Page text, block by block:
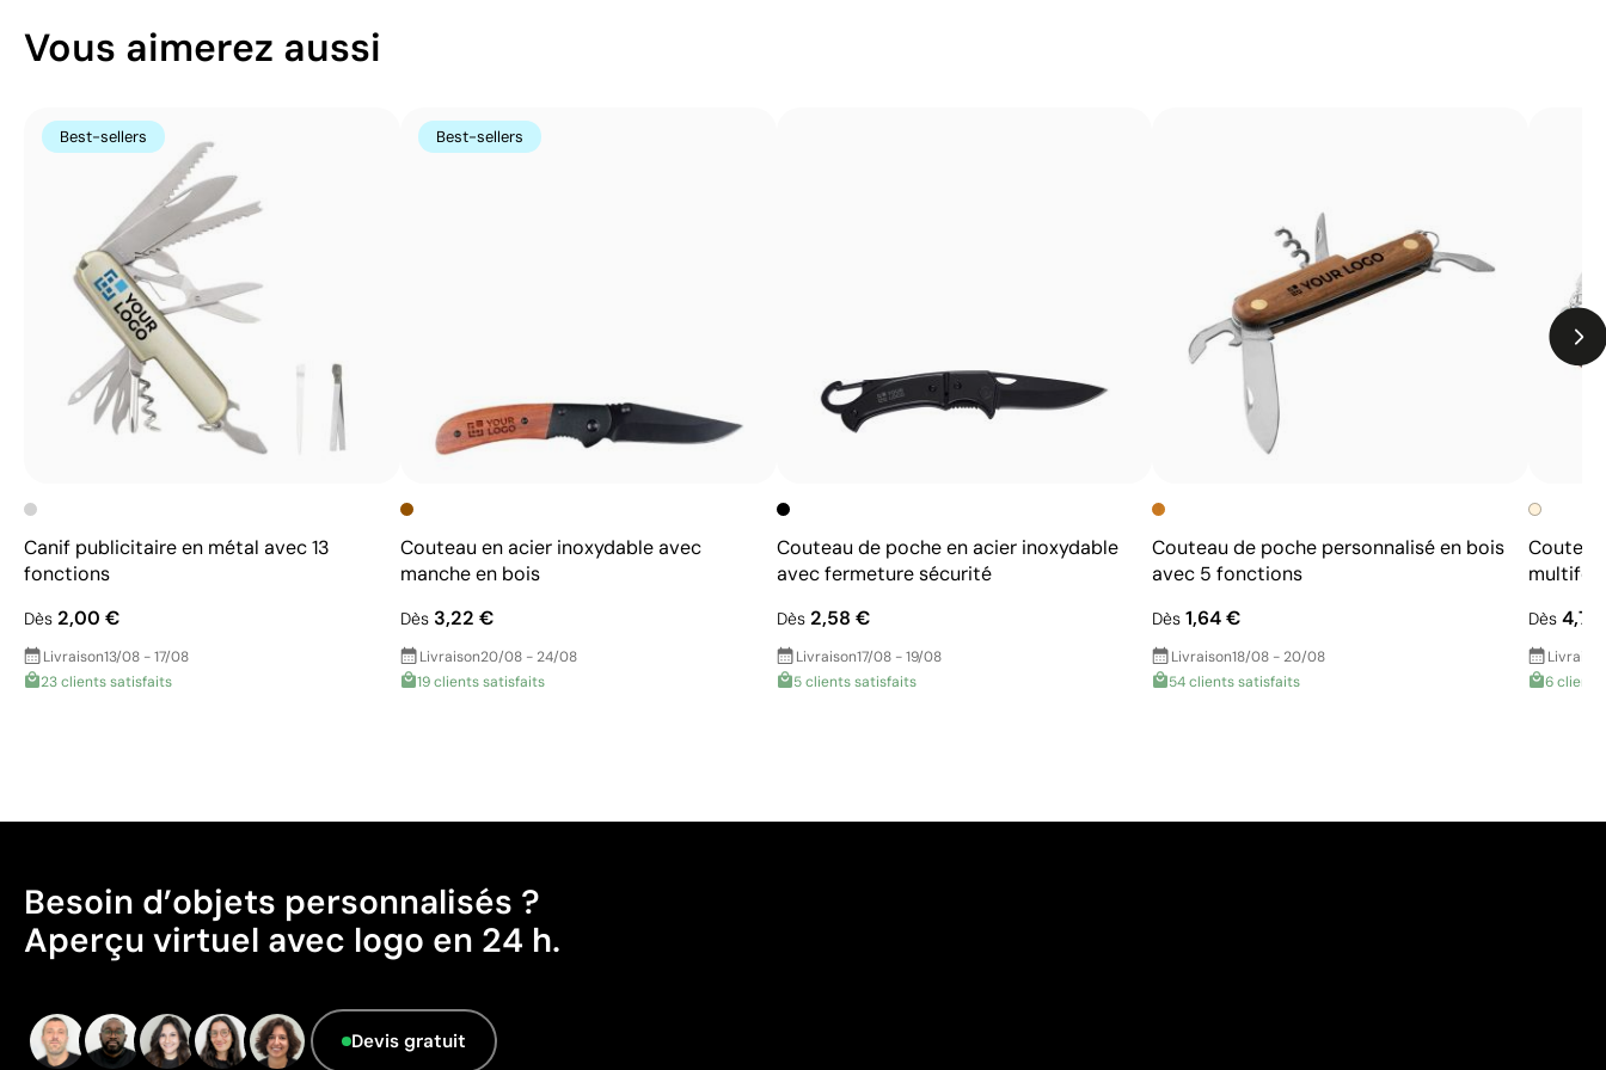
Non adapté pour des designs photographiques ou
Vous aimerez aussi
Best-sellers
Canif publicitaire en métal avec 13
fonctions
Dès 2,00 €
Livraison13/08 - 17/08
23 clients satisfaits
Best-sellers
Couteau en acier inoxydable avec
manche en bois
Dès3,22 €
Livraison20/08 - 24/08
19 clients satisfaits
Couteau de poche en acier inoxydable
avec fermeture sécurité
Dès2,58 €
Livraison17/08 - 19/08
5 clients satisfaits
Couteau de poche personnalisé en bois
avec 5 fonctions
Dès 1,64 €
Livraison18/08 - 20/08
54 clients satisfaits
Dès
6
Besoin d’objets personnalisés ?
Aperçu virtuel avec logo en 24 h.
Devis gratuit